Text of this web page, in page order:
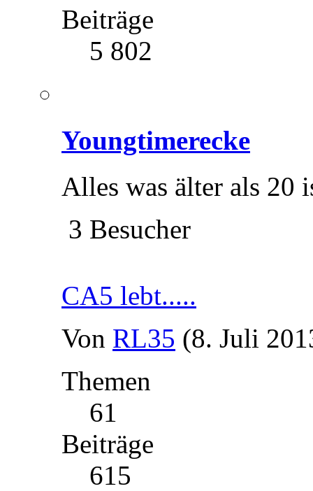
Beiträge
5 802
Youngtimerecke
Alles was älter als 20
3 Besucher
CA5 lebt.....
Von RL35 (8. Juli
Themen
61
Beiträge
615